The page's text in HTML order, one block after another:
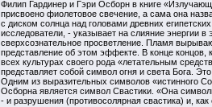
Филип Гардинер и Гэри Осборн в книге
присвоено фиолетовое свечение, а сама она
с диском солнца над головами древних
исследователи, - указывает на слияние энергии
сверхсознательное просветление. Пламя
представление об этом эффекте. В конце концов,
всех культурах своего рода «летательным
представляет собой символ огня и света Бога.
Одним из выразительных символов «истинного
Осборна является символ Свастики. «Она
- и разрушения (противосолярная свастика) и,